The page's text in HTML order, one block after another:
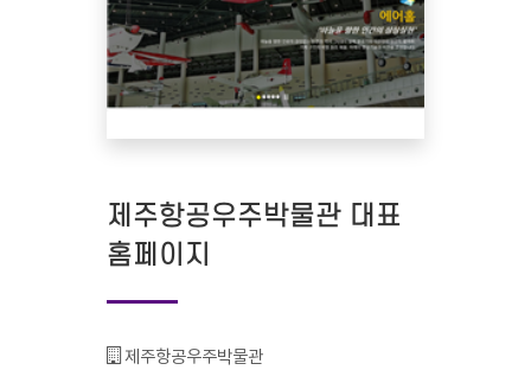
제주항공우주박물관 대표
홈페이지
기관명 :
제주항공우주박물관